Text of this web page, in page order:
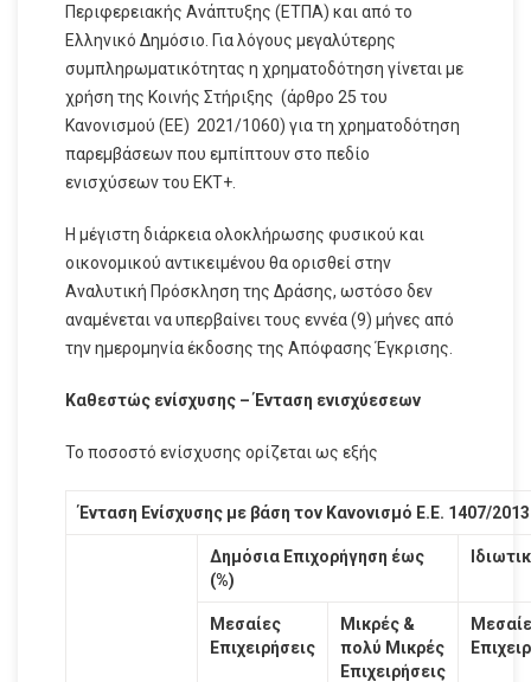
Περιφερειακής Ανάπτυξης (ΕΤΠΑ) και από το
Ελληνικό Δημόσιο. Για λόγους μεγαλύτερης
συμπληρωματικότητας η χρηματοδότηση γίνεται με
χρήση της Κοινής Στήριξης (άρθρο 25 του
Κανονισμού (ΕΕ) 2021/1060) για τη χρηματοδότηση
παρεμβάσεων που εμπίπτουν στο πεδίο
ενισχύσεων του ΕΚΤ+.
Η μέγιστη διάρκεια ολοκλήρωσης φυσικού και
οικονομικού αντικειμένου θα ορισθεί στην
Αναλυτική Πρόσκληση της Δράσης, ωστόσο δεν
αναμένεται να υπερβαίνει τους εννέα (9) μήνες από
την ημερομηνία έκδοσης της Απόφασης Έγκρισης.
Καθεστώς ενίσχυσης – Ένταση ενισχύεσεων
Το ποσοστό ενίσχυσης ορίζεται ως εξής
Ένταση Ενίσχυσης με βάση τον Κανονισμό Ε.Ε. 1407/
Δημόσια Επιχορήγηση έως
(%)
Μεσαίες
Επιχειρήσεις
Μικρές &
πολύ Μικρές
Επιχειρήσεις